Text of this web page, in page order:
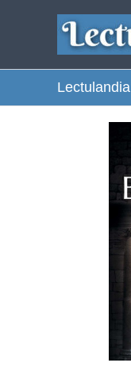
contenido
Lectulandia